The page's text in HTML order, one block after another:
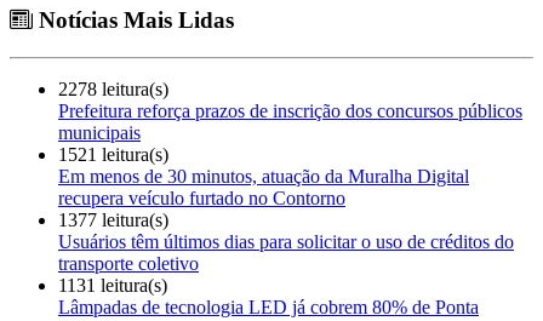
Notícias Mais Lidas
2278 leitura(s)
Prefeitura reforça prazos de inscrição dos concursos públicos
municipais
1521 leitura(s)
Em menos de 30 minutos, atuação da Muralha Digital
recupera veículo furtado no Contorno
1377 leitura(s)
Usuários têm últimos dias para solicitar o uso de créditos do
transporte coletivo
1131 leitura(s)
Lâmpadas de tecnologia LED já cobrem 80% de Ponta